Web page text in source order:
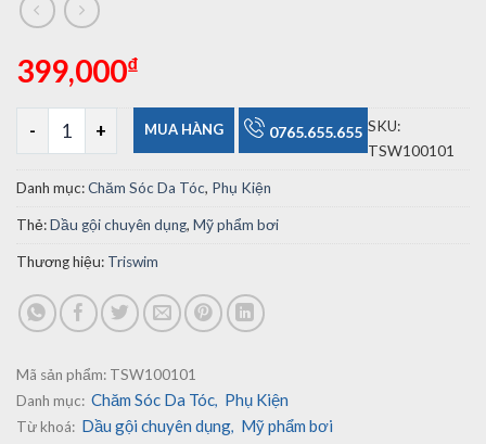
399,000₫
Dầu Gội TRISWIM Chuyên Dụng Cho Bơi Lội số lượng
MUA HÀNG 0765.655.655 SKU:
TSW100101
Danh mục:Chăm Sóc Da Tóc, Phụ Kiện
Thẻ:Dầu gội chuyên dụng, Mỹ phẩm bơi
Thương hiệu: Triswim
Mã sản phẩm: TSW100101
Danh mục: Chăm Sóc Da Tóc, Phụ Kiện
Từ khoá: Dầu gội chuyên dụng, Mỹ phẩm bơi